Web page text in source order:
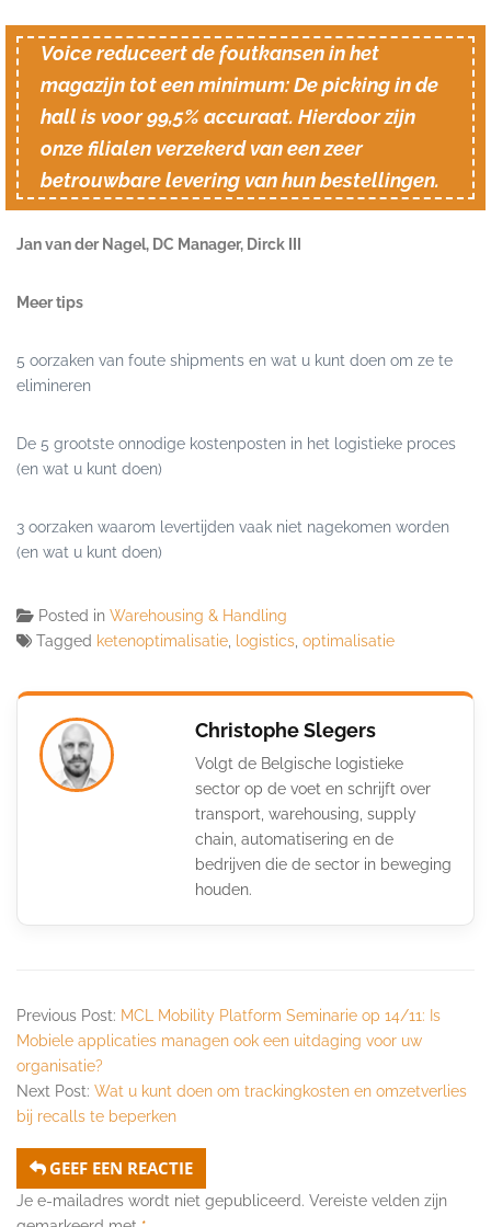
Voice reduceert de foutkansen in het
magazijn tot een minimum: De picking in de
hall is voor 99,5% accuraat. Hierdoor zijn
onze filialen verzekerd van een zeer
betrouwbare levering van hun bestellingen.
Jan van der Nagel, DC Manager, Dirck III
Meer tips
5 oorzaken van foute shipments en wat u kunt doen om ze te
elimineren
De 5 grootste onnodige kostenposten in het logistieke proces
(en wat u kunt doen)
3 oorzaken waarom levertijden vaak niet nagekomen worden
(en wat u kunt doen)
Posted in Warehousing & Handling
Tagged ketenoptimalisatie logistics optimalisatie
Christophe Slegers
Volgt de Belgische logistieke
sector op de voet en schrijft over
transport, warehousing, supply
chain, automatisering en de
bedrijven die de sector in beweging
houden.
Previous Post: MCL Mobility Platform Seminarie op 14/11: Is
Mobiele applicaties managen ook een uitdaging voor uw
organisatie?
Next Post: Wat u kunt doen om trackingkosten en omzetverlies
bij recalls te beperken
GEEF EEN REACTIE
Je e-mailadres wordt niet gepubliceerd. Vereiste velden zijn